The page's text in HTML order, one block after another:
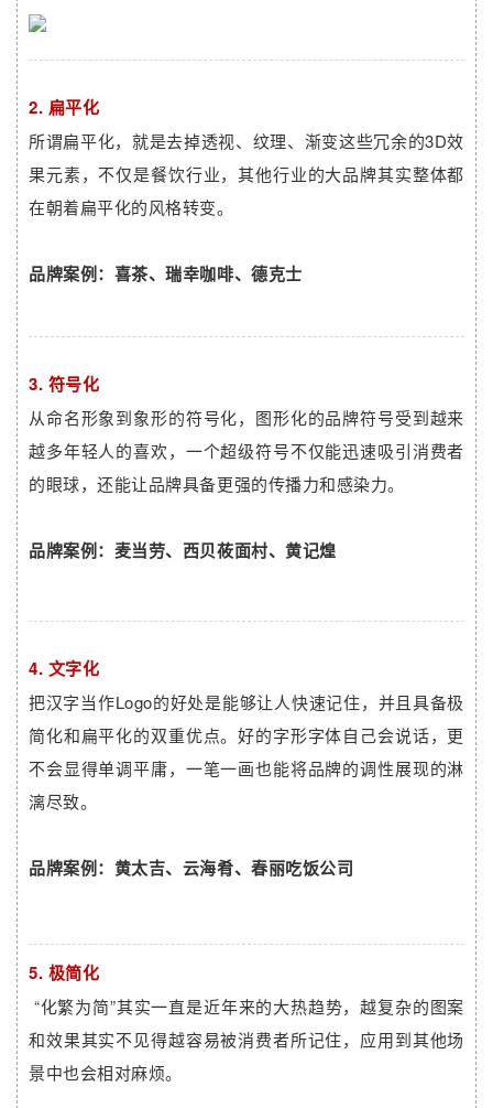
2. 扁平化
所谓扁平化，就是去掉透视、纹理、渐变这些冗余的3D效
果元素，不仅是餐饮行业，其他行业的大品牌其实整体都
在朝着扁平化的风格转变。
品牌案例：喜茶、瑞幸咖啡、德克士
3. 符号化
从命名形象到象形的符号化，图形化的品牌符号受到越来
越多年轻人的喜欢，一个超级符号不仅能迅速吸引消费者
的眼球，还能让品牌具备更强的传播力和感染力。
品牌案例：麦当劳、西贝莜面村、黄记煌
4. 文字化
把汉字当作Logo的好处是能够让人快速记住，并且具备极
简化和扁平化的双重优点。好的字形字体自己会说话，更
不会显得单调平庸，一笔一画也能将品牌的调性展现的淋
漓尽致。
品牌案例：黄太吉、云海肴、春丽吃饭公司
5. 极简化
“化繁为简”其实一直是近年来的大热趋势，越复杂的图案
和效果其实不见得越容易被消费者所记住，应用到其他场
景中也会相对麻烦。